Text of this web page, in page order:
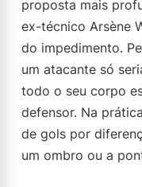
proposta mais
ex-técnico Arsène
do impedimento.
um atacante só
todo o seu corpo
defensor. Na
de gols por
um ombro ou a